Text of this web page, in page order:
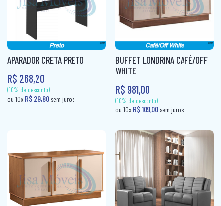
ou 10xR$ 145,80
(10% de desconto)
APARADOR CRETA PRETO
R$ 268,20
BUFFET LONDRINA CAFÉ/OFF
WHITE
R$ 981,00